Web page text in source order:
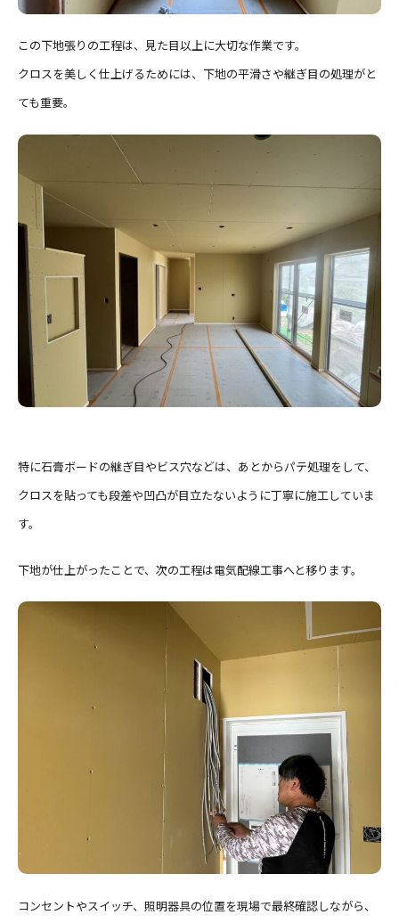
この下地張りの工程は、見た目以上に大切な作業です。
クロスを美しく仕上げるためには、下地の平滑さや継ぎ目の処理がと
ても重要。
特に石膏ボードの継ぎ目やビス穴などは、あとからパテ処理をして、
クロスを貼っても段差や凹凸が目立たないように丁寧に施工していま
す。
下地が仕上がったことで、次の工程は電気配線工事へと移ります。
コンセントやスイッチ、照明器具の位置を現場で最終確認しながら、